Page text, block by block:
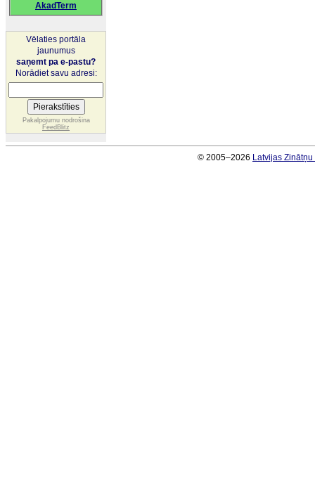
AkadTerm
Vēlaties portāla
jaunumus
saņemt pa e-pastu?
Norādiet savu adresi:
Pakalpojumu nodrošina
FeedBlitz
© 2005–2026 Latvijas